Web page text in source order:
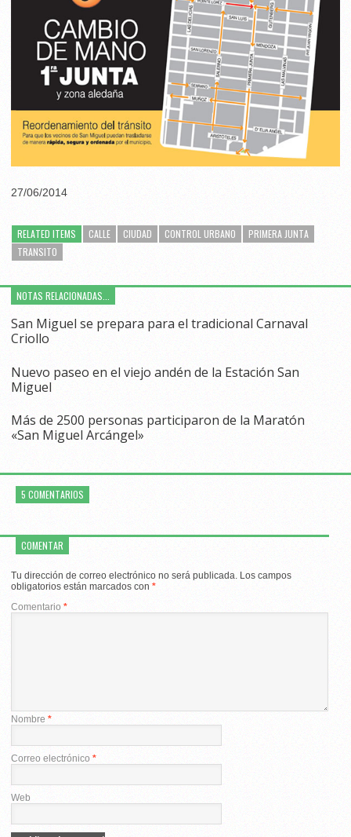
27/06/2014
RELATED ITEMS CALLE CIUDAD CONTROL URBANO
PRIMERA JUNTA
TRANSITO
NOTAS RELACIONADAS...
San Miguel se prepara para el tradicional Carnaval
Criollo
Nuevo paseo en el viejo andén de la Estación San
Miguel
Más de 2500 personas participaron de la Maratón
«San Miguel Arcángel»
5 COMENTARIOS
COMENTAR
Tu dirección de correo electrónico no será publicada. Los campos
obligatorios están marcados con *
Comentario *
Nombre *
Correo electrónico *
Web